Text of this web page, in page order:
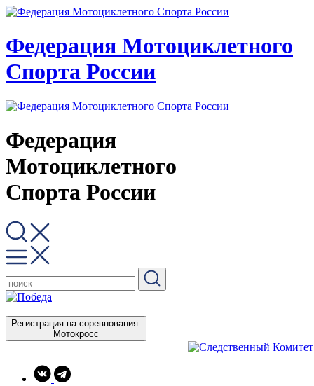
Федерация Мотоциклетного
Спорта России
Федерация
Мотоциклетного
Спорта России
Регистрация на соревнования.
Мотокросс